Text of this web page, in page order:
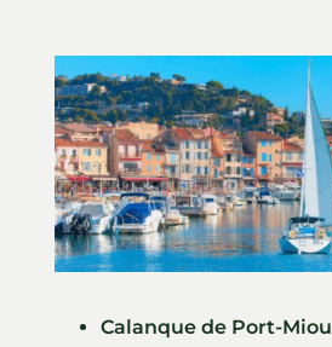
Calanque de Port-Miou